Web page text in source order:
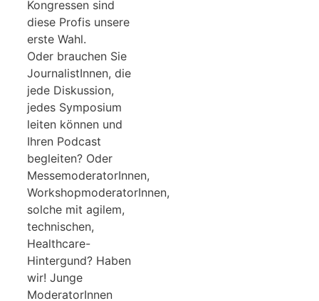
Kongressen sind
diese Profis unsere
erste Wahl.
Oder brauchen Sie
JournalistInnen, die
jede Diskussion,
jedes Symposium
leiten können und
Ihren Podcast
begleiten? Oder
MessemoderatorInnen,
WorkshopmoderatorInnen,
solche mit agilem,
technischen,
Healthcare-
Hintergund? Haben
wir! Junge
ModeratorInnen